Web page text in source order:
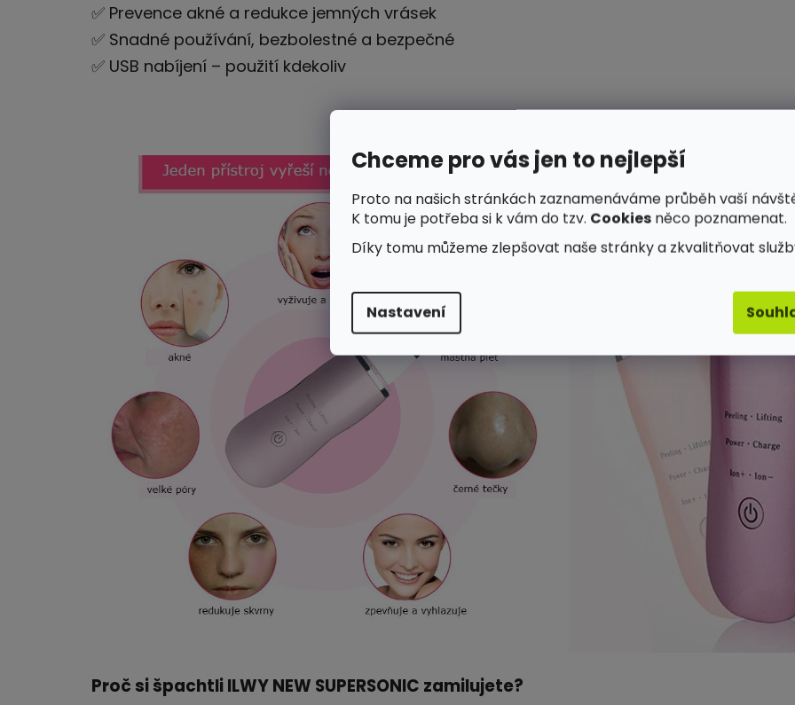
Chceme pro vás jen to nejlepší
Proto na našich stránkách zaznamenáváme průběh vaší
K tomu je potřeba si k vám do tzv. Cookies něco poznamenat.
Díky tomu můžeme zlepšovat naše stránky a zkvalitňovat
Nastavení
✅ Prevence akné a redukce jemných vrásek
✅ Snadné používání, bezbolestné a bezpečné
✅ USB nabíjení – použití kdekoliv
Proč si špachtli ILWY NEW SUPERSONIC zamilujete?